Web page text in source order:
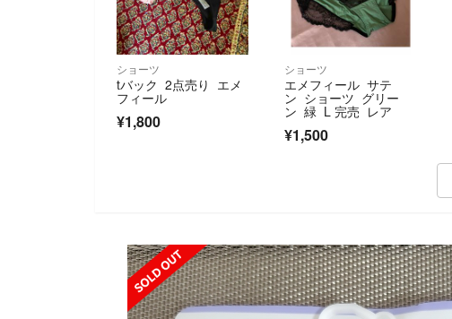
ショーツ
tバック 2点売り エメ
フィール
¥1,800
ショーツ
エメフィール サテ
ン ショーツ グリー
ン 緑 L 完売 レア
¥1,500
SOLD OUT